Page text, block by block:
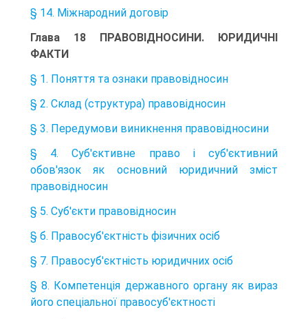
§ 14. Міжнародний договір
Глава 18 ПРАВОВІДНОСИНИ. ЮРИДИЧНІ
ФАКТИ
§ 1. Поняття та ознаки правовідносин
§ 2. Склад (структура) правовідносин
§ 3. Передумови виникнення правовідносини
§ 4. Суб'єктивне право і суб'єктивний
обов'язок як основний юридичний зміст
правовідносин
§ 5. Суб'єкти правовідносин
§ б. Правосуб'єктність фізичних осіб
§ 7. Правосуб'єктність юридичних осіб
§ 8. Компетенція державного органу як вираз
його спеціальної правосуб'єктності